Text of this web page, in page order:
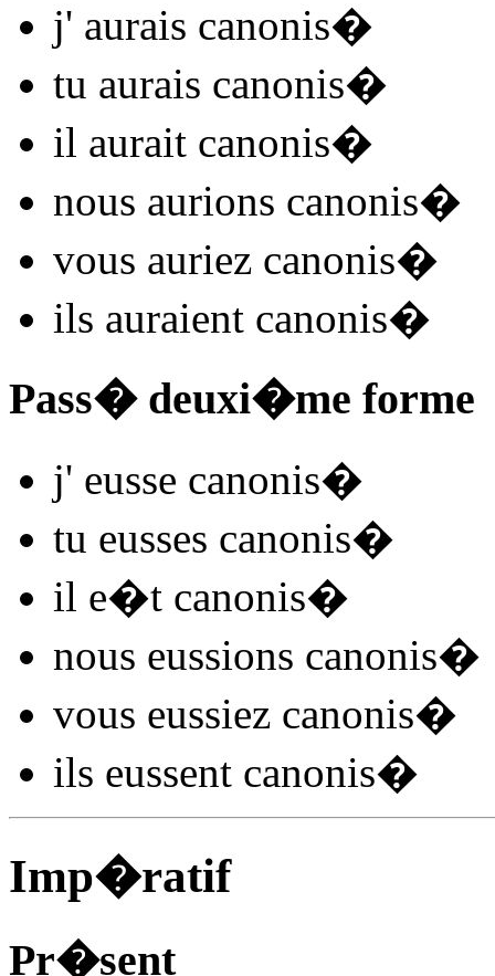
j' aurais canonis�
tu aurais canonis�
il aurait canonis�
nous aurions canonis�
vous auriez canonis�
ils auraient canonis�
Pass� deuxi�me forme
j' eusse canonis�
tu eusses canonis�
il e�t canonis�
nous eussions canonis�
vous eussiez canonis�
ils eussent canonis�
Imp�ratif
Pr�sent